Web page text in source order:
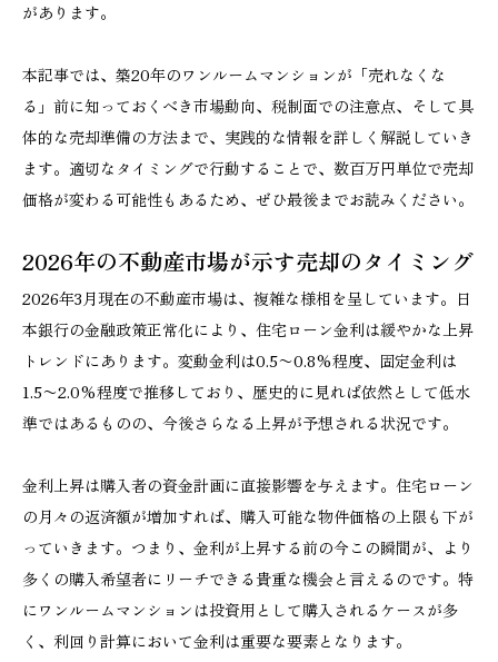
があります。
本記事では、築20年のワンルームマンションが「売れなくな
る」前に知っておくべき市場動向、税制面での注意点、そして具
体的な売却準備の方法まで、実践的な情報を詳しく解説していき
ます。適切なタイミングで行動することで、数百万円単位で売却
価格が変わる可能性もあるため、ぜひ最後までお読みください。
2026年の不動産市場が示す売却のタイミング
2026年3月現在の不動産市場は、複雑な様相を呈しています。日
本銀行の金融政策正常化により、住宅ローン金利は緩やかな上昇
トレンドにあります。変動金利は0.5〜0.8%程度、固定金利は
1.5〜2.0%程度で推移しており、歴史的に見れば依然として低水
準ではあるものの、今後さらなる上昇が予想される状況です。
金利上昇は購入者の資金計画に直接影響を与えます。住宅ローン
の月々の返済額が増加すれば、購入可能な物件価格の上限も下が
っていきます。つまり、金利が上昇する前の今この瞬間が、より
多くの購入希望者にリーチできる貴重な機会と言えるのです。特
にワンルームマンションは投資用として購入されるケースが多
く、利回り計算において金利は重要な要素となります。